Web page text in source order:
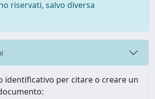
riservati, salvo diversa
identificativo per citare o creare un